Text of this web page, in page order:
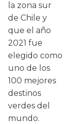
la zona sur
de Chile y
que el año
2021 fue
elegido como
uno de los
100 mejores
destinos
verdes del
mundo.